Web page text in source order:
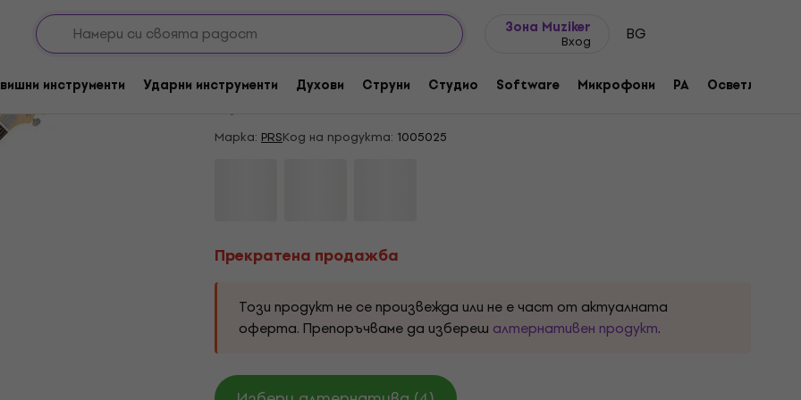
Зона Muziker
Вход BG
инструменти Ударни инструменти Духови Струни Студио Software Микрофони PA Осветление
ST- Модели
Прекратена продажба
PRS SE Silver Sky Stone Blue Електрическа китара
Марка: PRSКод на продукта: 1005025
Прекратена продажба
Този продукт не се произвежда или не е част от актуалната
оферта. Препоръчваме да избереш алтернативен продукт.